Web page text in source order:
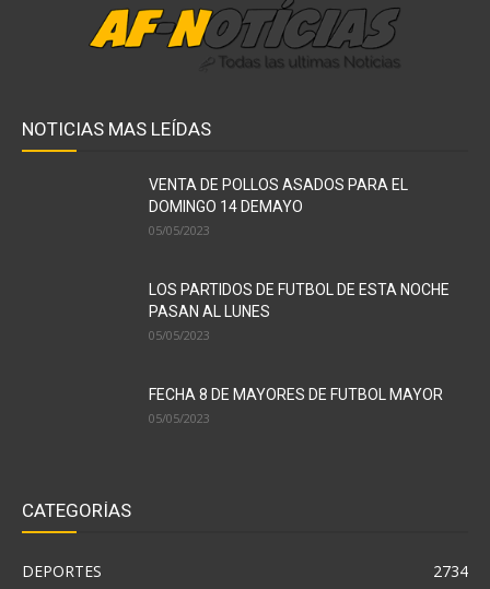
NOTICIAS MAS LEÍDAS
VENTA DE POLLOS ASADOS PARA EL
DOMINGO 14 DEMAYO
05/05/2023
LOS PARTIDOS DE FUTBOL DE ESTA NOCHE
PASAN AL LUNES
05/05/2023
FECHA 8 DE MAYORES DE FUTBOL MAYOR
05/05/2023
CATEGORÍAS
DEPORTES 2734